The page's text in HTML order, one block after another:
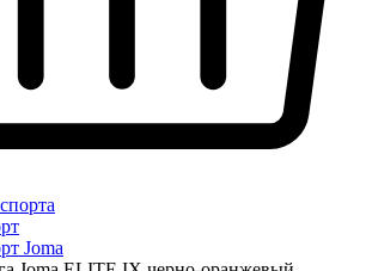
Joma